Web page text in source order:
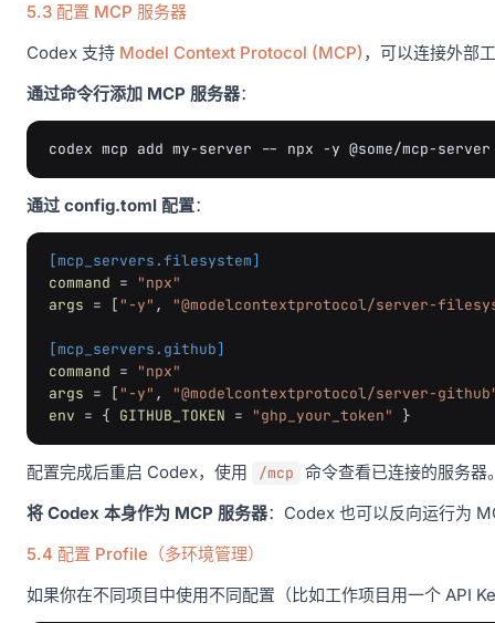
5.3 配置 MCP 服务器
Codex 支持 Model Context Protocol (MCP) ，可以连接外部
通过命令行添加 MCP 服务器：
codex mcp add my-server -- npx -y @some/mcp-server
通过 config.toml 配置：
[mcp_servers.filesystem]
command =
"npx"
args = [ "-y" , "@modelcontextprotocol/server-
[mcp_servers.github]
command =
"npx"
args = [ "-y" ,
"@modelcontextprotocol/server-
env = { GITHUB_TOKEN = "ghp_your_token" }
配置完成后重启 Codex，使用 /mcp
命令查看已连接的服务
将 Codex 本身作为 MCP 服务器：Codex 也可以反向运行为
5.4 配置 Profile（多环境管理）
如果你在不同项目中使用不同配置（比如工作项目用一个 API